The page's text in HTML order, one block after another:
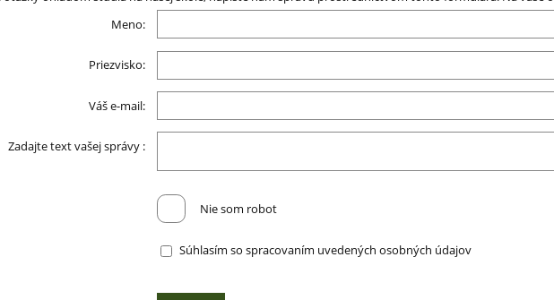
Meno:
Priezvisko:
Váš e-mail:
Zadajte text vašej správy :
Nie som robot
Súhlasím so spracovaním uvedených osobných údajov